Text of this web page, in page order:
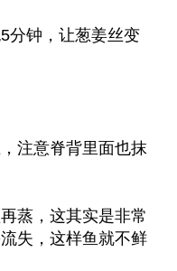
分钟，让葱姜丝变
注意脊背里面也抹
蒸，这其实是非常
失，这样鱼就不鲜